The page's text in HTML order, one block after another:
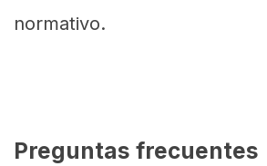
normativo.
Preguntas frecuentes